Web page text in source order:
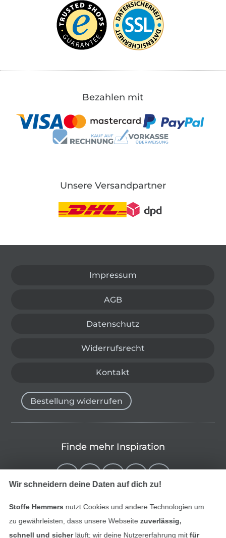
Bezahlen mit
Unsere Versandpartner
Impressum
AGB
Datenschutz
Widerrufsrecht
Kontakt
Bestellung widerrufen
Finde mehr Inspiration
Wir schneidern deine Daten auf dich zu!
Stoffe Hemmers nutzt Cookies und andere Technologien um
zu gewährleisten, dass unsere Webseite zuverlässig,
schnell und sicherläuft; wir deine Nutzererfahrung mitfür